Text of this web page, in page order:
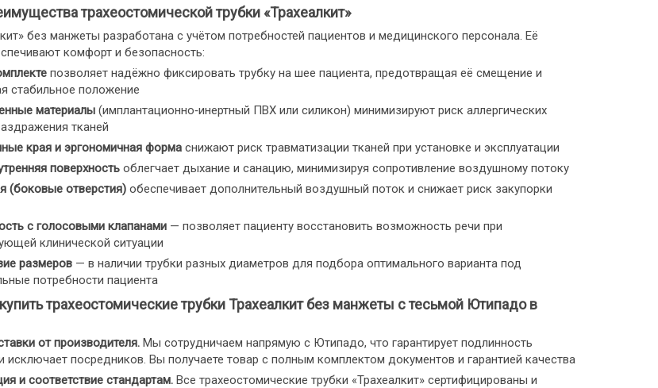
трахеостомической трубки «Трахеалкит»
без манжеты разработана с учётом потребностей пациентов и медицинского персонала. Её
комфорт и безопасность:
позволяет надёжно фиксировать трубку на шее пациента, предотвращая её смещение и
стабильное положение
материалы(имплантационно‑инертный ПВХ или силикон) минимизируют риск аллергических
тканей
края и эргономичная формаснижают риск травматизации тканей при установке и эксплуатации
поверхностьоблегчает дыхание и санацию, минимизируя сопротивление воздушному потоку
(боковые отверстия)обеспечивает дополнительный воздушный поток и снижает риск закупорки
с голосовыми клапанами— позволяет пациенту восстановить возможность речи при
клинической ситуации
размеров— в наличии трубки разных диаметров для подбора оптимального варианта под
потребности пациента
трахеостомические трубки Трахеалкит без манжеты с тесьмой Ютипадо в
от производителя.Мы сотрудничаем напрямую с Ютипадо, что гарантирует подлинность
исключает посредников. Вы получаете товар с полным комплектом документов и гарантией качества
и соответствие стандартам.Все трахеостомические трубки «Трахеалкит» сертифицированы и